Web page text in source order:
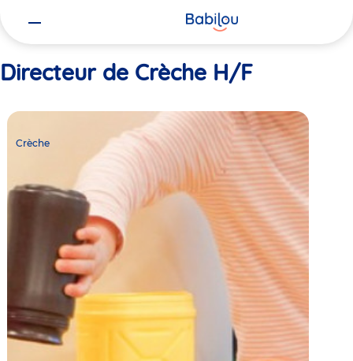
Directeur de Crèche H/F
Crèche
Babilou
Lyon
Université
Crèche